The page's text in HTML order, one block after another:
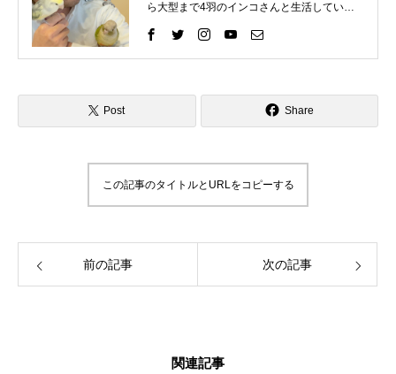
ら大型まで4羽のインコさんと生活していま
困りごとを経験してきました。 そしてそれを
いろいろな方法で解決して、今ではインコさ
インコライフをさらに楽しいものにしたい。
インコさんと「生涯の相棒」と呼べるような
に、生きていく」 生涯の相棒インコと寄り添
える生活を愛鳥家さんと一緒にデザインして
Post Share
この記事のタイトルとURLをコピーする
前の記事 次の記事
関連記事